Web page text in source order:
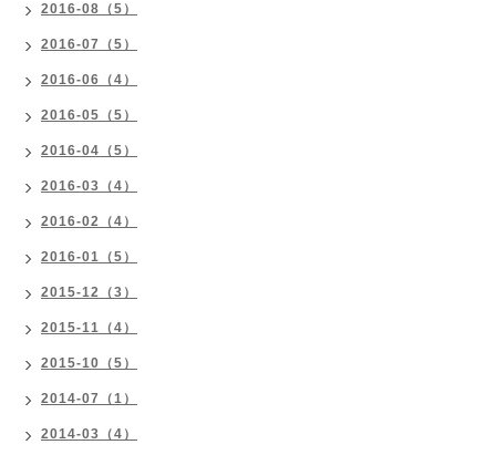
2016-08（5）
2016-07（5）
2016-06（4）
2016-05（5）
2016-04（5）
2016-03（4）
2016-02（4）
2016-01（5）
2015-12（3）
2015-11（4）
2015-10（5）
2014-07（1）
2014-03（4）